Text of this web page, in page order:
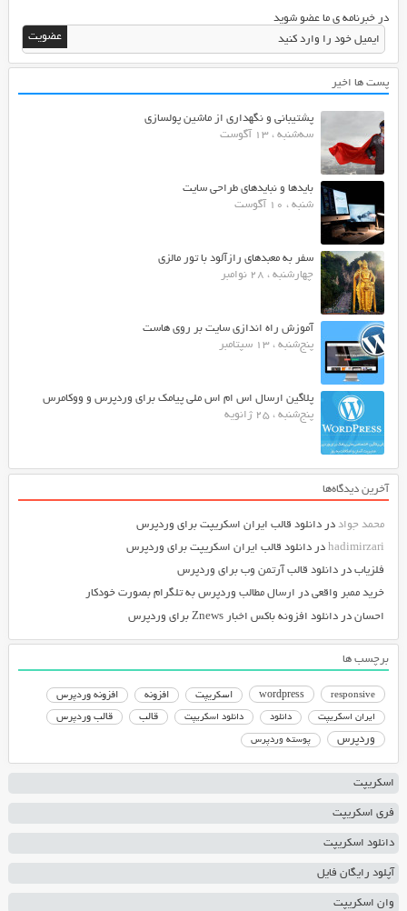
در خبرنامه ی ما عضو شوید
پست ها اخیر
پشتیبانی و نگهداری از ماشین پولسازی
سه‌شنبه ، 13 آگوست
بایدها و نبایدهای طراحی سایت
شنبه ، 10 آگوست
سفر به معبدهای رازآلود با تور مالزی
چهارشنبه ، 28 نوامبر
آموزش راه اندازی سایت بر روی هاست
پنج‌شنبه ، 13 سپتامبر
پلاگین ارسال اس ام اس ملی پیامک برای وردپرس و ووکامرس
پنج‌شنبه ، 25 ژانویه
آخرین دیدگاه‌ها
محمد جواددر دانلود قالب ایران اسکریپت برای وردپرس
hadimirzariدر دانلود قالب ایران اسکریپت برای وردپرس
فلزیابدر دانلود قالب آرتمن وب برای وردپرس
خرید ممبر واقعیدر ارسال مطالب وردپرس به تلگرام بصورت خودکار
احساندر دانلود افزونه باکس اخبار Znews برای وردپرس
برچسب ها
responsive
wordpress اسکریپت افزونه افزونه وردپرس
ایران اسکریپت دانلود دانلود اسکریپت قالب قالب وردپرس
وردپرس پوسته وردپرس
اسکریپت
فری اسکریپت
دانلود اسکریپت
آپلود رایگان فایل
وان اسکریپت